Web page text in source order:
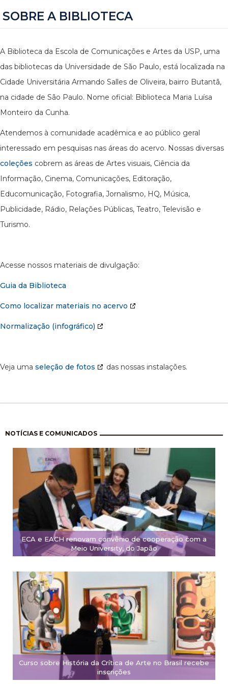
SOBRE A BIBLIOTECA
A Biblioteca da Escola de Comunicações e Artes da USP, uma
das bibliotecas da Universidade de São Paulo, está localizada na
Cidade Universitária Armando Salles de Oliveira, bairro Butantã,
na cidade de São Paulo. Nome oficial: Biblioteca Maria Luísa
Monteiro da Cunha.
Atendemos à comunidade acadêmica e ao público geral
interessado em pesquisas nas áreas do acervo. Nossas diversas
coleções cobrem as áreas de Artes visuais, Ciência da
Informação, Cinema, Comunicações, Editoração,
Educomunicação, Fotografia, Jornalismo, HQ, Música,
Publicidade, Rádio, Relações Públicas, Teatro, Televisão e
Turismo.
Acesse nossos materiais de divulgação:
Guia da Biblioteca
Como localizar materiais no acervo
Normalização (infográfico)
Veja uma seleção de fotos das nossas instalações.
NOTÍCIAS E COMUNICADOS
ECA e EACH renovam convênio de cooperação com a
Meio University, do Japão
Curso sobre História da Crítica de Arte no Brasil recebe
inscrições
Paginação